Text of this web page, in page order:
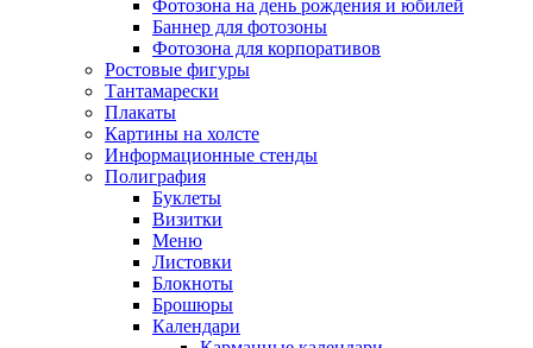
Фотозона на день рождения и юбилей
Баннер для фотозоны
Фотозона для корпоративов
Ростовые фигуры
Тантамарески
Плакаты
Картины на холсте
Информационные стенды
Полиграфия
Буклеты
Визитки
Меню
Листовки
Блокноты
Брошюры
Календари